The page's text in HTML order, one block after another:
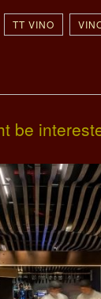
TT VINO
be